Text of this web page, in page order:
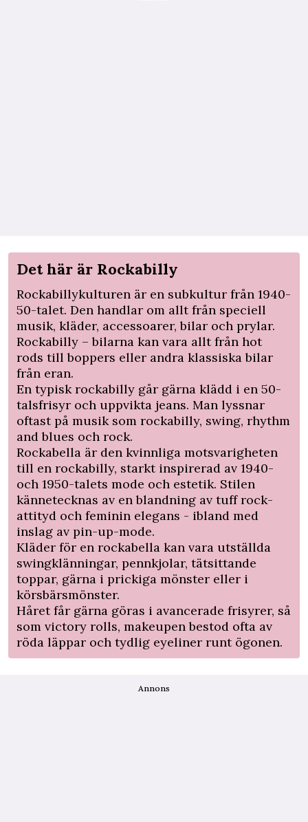
Det här är Rockabilly
Rockabillykulturen är en subkultur från 1940-
50-talet. Den handlar om allt från speciell
musik, kläder, accessoarer, bilar och prylar.
Rockabilly – bilarna kan vara allt från hot
rods till boppers eller andra klassiska bilar
från eran.
En typisk rockabilly går gärna klädd i en 50-
talsfrisyr och uppvikta jeans. Man lyssnar
oftast på musik som rockabilly, swing, rhythm
and blues och rock.
Rockabella är den kvinnliga motsvarigheten
till en rockabilly, starkt inspirerad av 1940-
och 1950-talets mode och estetik. Stilen
kännetecknas av en blandning av tuff rock-
attityd och feminin elegans - ibland med
inslag av pin-up-mode.
Kläder för en rockabella kan vara utställda
swingklänningar, pennkjolar, tätsittande
toppar, gärna i prickiga mönster eller i
körsbärsmönster.
Håret får gärna göras i avancerade frisyrer, så
som victory rolls, makeupen bestod ofta av
röda läppar och tydlig eyeliner runt ögonen.
Annons